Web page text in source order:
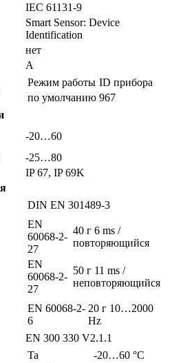
IEC 61131-9
Smart Sensor: Device
Identification
нет
A
Режим работы ID прибора
по умолчанию 967
-20…60
-25…80
IP 67, IP 69K
DIN EN 301489-3
EN
60068-2-
27
40 г 6 ms /
повторяющийся
EN
60068-2-
27
50 г 11 ms /
неповторяющийся
EN 60068-2-
6
20 г 10…2000
Hz
EN 300 330 V2.1.1
Ta
-20…60 °C